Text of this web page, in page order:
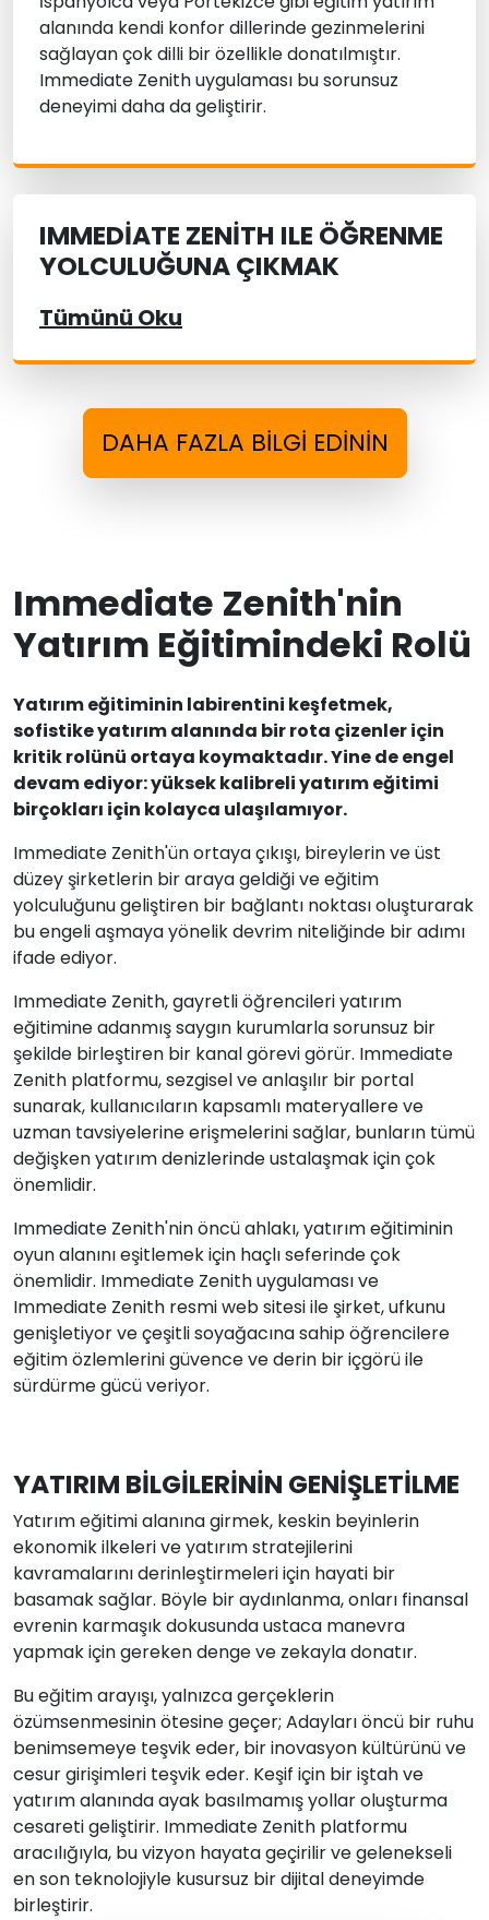
alanında kendi konfor dillerinde gezinmelerini
sağlayan çok dilli bir özellikle donatılmıştır.
Immediate Zenith uygulaması bu sorunsuz
deneyimi daha da geliştirir.
IMMEDIATE ZENITH ILE ÖĞRENME
YOLCULUĞUNA ÇIKMAK
Tümünü Oku
DAHA FAZLA BILGI EDININ
Immediate Zenith'nin
Yatırım Eğitimindeki Rolü
Yatırım eğitiminin labirentini keşfetmek,
sofistike yatırım alanında bir rota çizenler için
kritik rolünü ortaya koymaktadır. Yine de engel
devam ediyor: yüksek kalibreli yatırım eğitimi
birçokları için kolayca ulaşılamıyor.
Immediate Zenith'ün ortaya çıkışı, bireylerin ve üst
düzey şirketlerin bir araya geldiği ve eğitim
yolculuğunu geliştiren bir bağlantı noktası oluşturarak
bu engeli aşmaya yönelik devrim niteliğinde bir adımı
ifade ediyor.
Immediate Zenith, gayretli öğrencileri yatırım
eğitimine adanmış saygın kurumlarla sorunsuz bir
şekilde birleştiren bir kanal görevi görür. Immediate
Zenith platformu, sezgisel ve anlaşılır bir portal
sunarak, kullanıcıların kapsamlı materyallere ve
uzman tavsiyelerine erişmelerini sağlar, bunların tümü
değişken yatırım denizlerinde ustalaşmak için çok
önemlidir.
Immediate Zenith'nin öncü ahlakı, yatırım eğitiminin
oyun alanını eşitlemek için haçlı seferinde çok
önemlidir. Immediate Zenith uygulaması ve
Immediate Zenith resmi web sitesi ile şirket, ufkunu
genişletiyor ve çeşitli soyağacına sahip öğrencilere
eğitim özlemlerini güvence ve derin bir içgörü ile
sürdürme gücü veriyor.
YATIRIM BİLGİLERİNİN GENİŞLETİLME
Yatırım eğitimi alanına girmek, keskin beyinlerin
ekonomik ilkeleri ve yatırım stratejilerini
kavramalarını derinleştirmeleri için hayati bir
basamak sağlar. Böyle bir aydınlanma, onları finansal
evrenin karmaşık dokusunda ustaca manevra
yapmak için gereken denge ve zekayla donatır.
Bu eğitim arayışı, yalnızca gerçeklerin
özümsenmesinin ötesine geçer; Adayları öncü bir ruhu
benimsemeye teşvik eder, bir inovasyon kültürünü ve
cesur girişimleri teşvik eder. Keşif için bir iştah ve
yatırım alanında ayak basılmamış yollar oluşturma
cesareti geliştirir. Immediate Zenith platformu
aracılığıyla, bu vizyon hayata geçirilir ve gelenekseli
en son teknolojiyle kusursuz bir dijital deneyimde
birleştirir.